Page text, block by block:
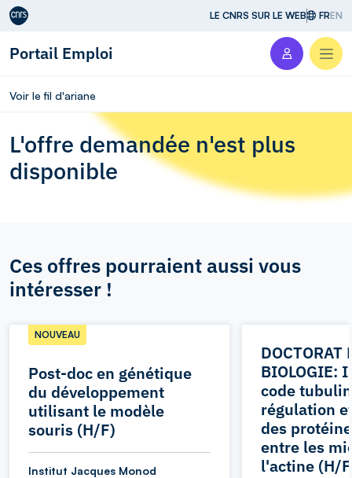
Aller au contenu LE CNRS SUR LE WEB FREN
Portail Emploi
Voir le fil d'ariane
L'offre demandée n'est plus
disponible
Ces offres pourraient aussi vous
intéresser !
Post-doc en génétique
du développement
utilisant le modèle
souris (H/F)
NOUVEAU
Institut Jacques Monod
DOCTORAT
BIOLOGIE:
code
régulation
des
entre les
l'actine (H/